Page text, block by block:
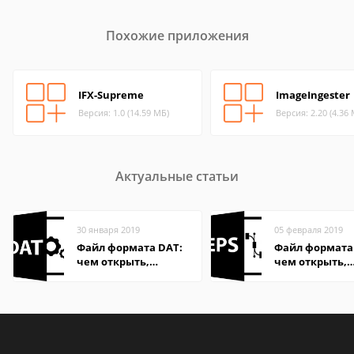
Похожие приложения
IFX-Supreme
Версия: 1.0 (14.59 МБ)
ImageIngester
Версия: 2.20 (4.36
Актуальные статьи
30 января 2019
Файл формата DAT:
чем открыть,
05 февраля 2019
Файл формата
чем открыть,